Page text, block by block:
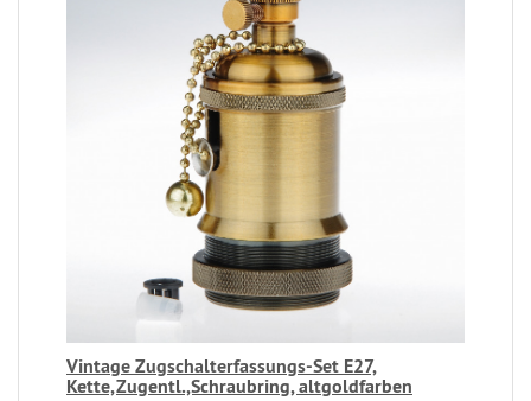
Vintage Zugschalterfassungs-Set E27,
Kette,Zugentl.,Schraubring, altgoldfarben